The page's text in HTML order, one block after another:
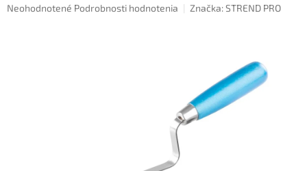
Priemerné
Neohodnotené Podrobnosti hodnotenia Značka:STREND PRO